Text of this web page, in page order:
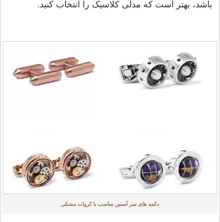
باشد، بهتر است که مدلی کلاسیک را انتخاب کنید.
دکمه های سر آستین مناسب با کروات مشکی